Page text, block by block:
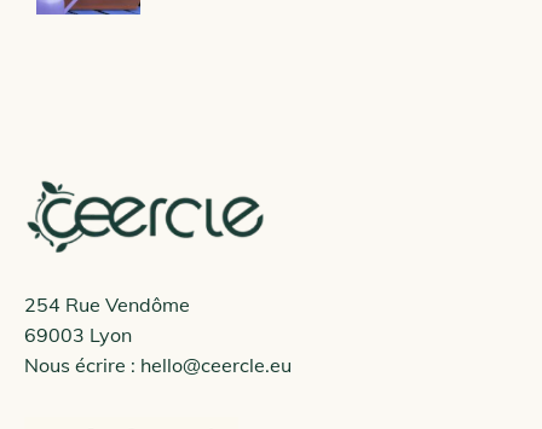
254 Rue Vendôme
69003 Lyon
Nous écrire : hello@ceercle.eu